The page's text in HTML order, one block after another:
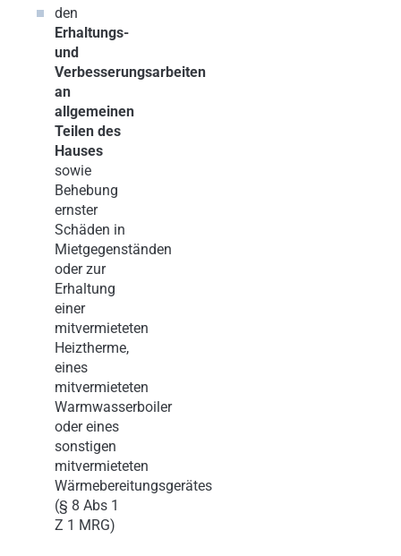
den
Erhaltungs-
und
Verbesserungsarbeiten
an
allgemeinen
Teilen des
Hauses
sowie
Behebung
ernster
Schäden in
Mietgegenständen
oder zur
Erhaltung
einer
mitvermieteten
Heiztherme,
eines
mitvermieteten
Warmwasserboiler
oder eines
sonstigen
mitvermieteten
Wärmebereitungsgerätes
(§ 8 Abs 1
Z 1 MRG)